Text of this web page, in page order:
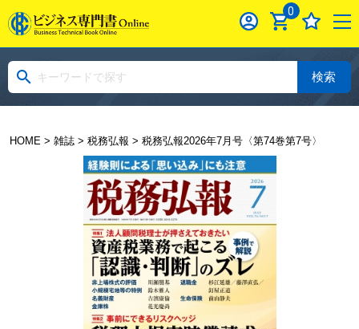
0
検索
HOME> 雑誌> 税務弘報 > 税務弘報2026年7月号〈第74巻第7号〉